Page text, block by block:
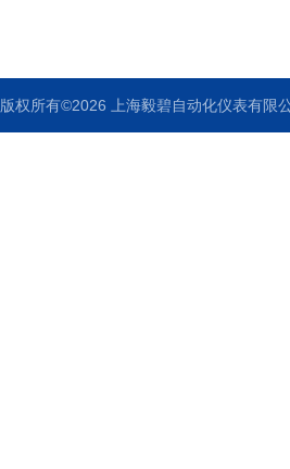
版权所有©2026 上海毅碧自动化仪表有限